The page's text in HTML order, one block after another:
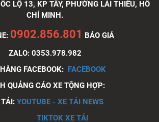
Xe tải Foton 990kg
Xe tải Foton 990kg
LỘ 13, KP TÂY, PHƯỜNG LÁI THIÊU, HỒ
CHÍ MINH.
0902.856.801 BÁO GIÁ
ZALO: 0353.978.982
FACEBOOK: FACEBOOK
QUẢNG CÁO XE TỘNG HỢP:
YOUTUBE - XE TẢI NEWS
TIKTOK XE TẢI